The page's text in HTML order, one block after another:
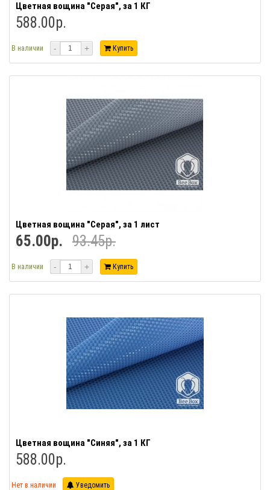
Цветная вощина "Серая", за 1 КГ
588.00р.
В наличии - + Купить
Цветная вощина "Серая", за 1 лист
65.00р. 93.45р.
В наличии - + Купить
Цветная вощина "Синяя", за 1 КГ
588.00р.
Нет в наличии Уведомить